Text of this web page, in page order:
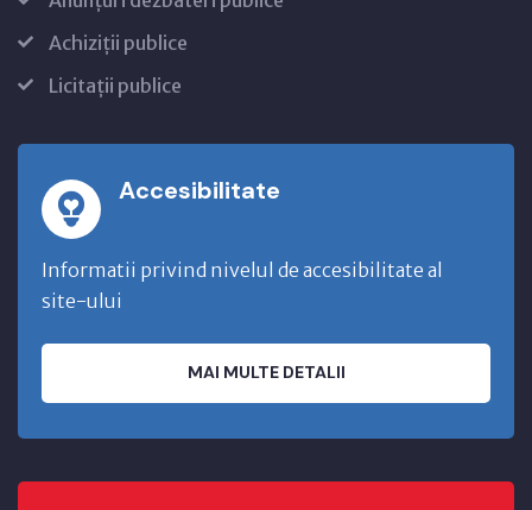
Achiziții publice
Licitații publice
Accesibilitate
Informatii privind nivelul de accesibilitate al
site-ului
MAI MULTE DETALII